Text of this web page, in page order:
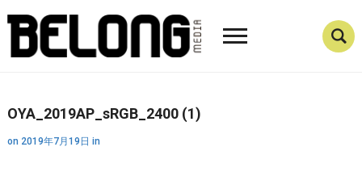
OYA_2019AP_sRGB_2400 (1)
on 2019年7月19日 in